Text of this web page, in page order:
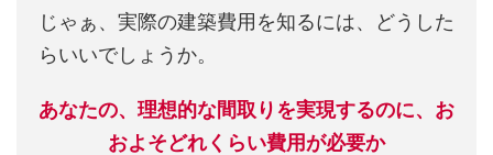
じゃぁ、実際の建築費用を知るには、どうした
らいいでしょうか。
あなたの、理想的な間取りを実現するのに、お
およそどれくらい費用が必要か